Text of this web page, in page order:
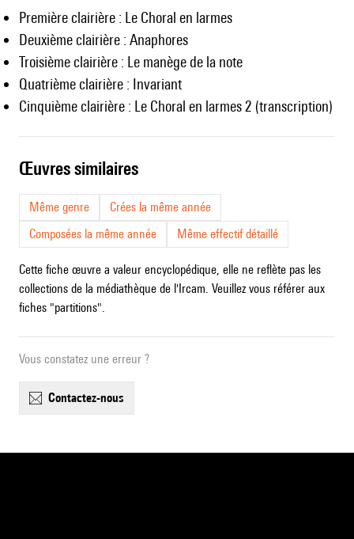
Première clairière : Le Choral en larmes
Deuxième clairière : Anaphores
Troisième clairière : Le manège de la note
Quatrième clairière : Invariant
Cinquième clairière : Le Choral en larmes 2 (transcription)
œuvres similaires
Même genre
Crées la même année
Composées la même année
Même effectif détaillé
Cette fiche œuvre a valeur encyclopédique, elle ne reflète pas les
collections de la médiathèque de l'Ircam. Veuillez vous référer aux
fiches "partitions".
Vous constatez une erreur ?
contactez-nous